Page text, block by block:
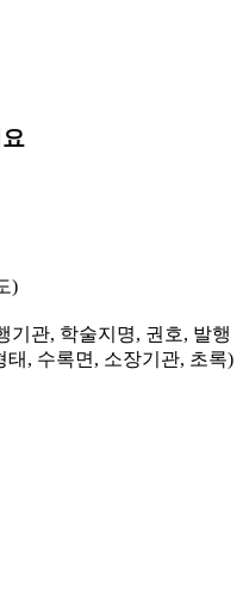
)
기관, 학술지명, 권호, 발행
, 수록면, 소장기관, 초록)